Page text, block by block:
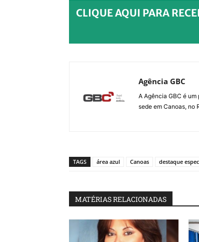
CLIQUE AQUI PARA
Agência GBC
A Agência GBC é
sede em Canoas, no
TAGS área azul Canoas destaque
MATÉRIAS RELACIONADAS